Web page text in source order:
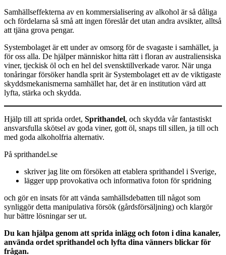
Samhällseffekterna av en kommersialisering av alkohol är så dåliga
och fördelarna så små att ingen föreslår det utan andra avsikter, alltså
att tjäna grova pengar.
Systembolaget är ett under av omsorg för de svagaste i samhället, ja
för oss alla. De hjälper människor hitta rätt i floran av australiensiska
viner, tjeckisk öl och en hel del svensktillverkade varor. När unga
tonåringar försöker handla sprit är Systembolaget ett av de viktigaste
skyddsmekanismerna samhället har, det är en institution värd att
lyfta, stärka och skydda.
Hjälp till att sprida ordet, Sprithandel, och skydda vår fantastiskt
ansvarsfulla skötsel av goda viner, gott öl, snaps till sillen, ja till och
med goda alkoholfria alternativ.
På sprithandel.se
skriver jag lite om försöken att etablera sprithandel i Sverige,
lägger upp provokativa och informativa foton för spridning
och gör en insats för att vända samhällsdebatten till något som
synliggör detta manipulativa försök (gårdsförsäljning) och klargör
hur bättre lösningar ser ut.
Du kan hjälpa genom att sprida inlägg och foton i dina kanaler,
använda ordet sprithandel och lyfta dina vänners blickar för
frågan.